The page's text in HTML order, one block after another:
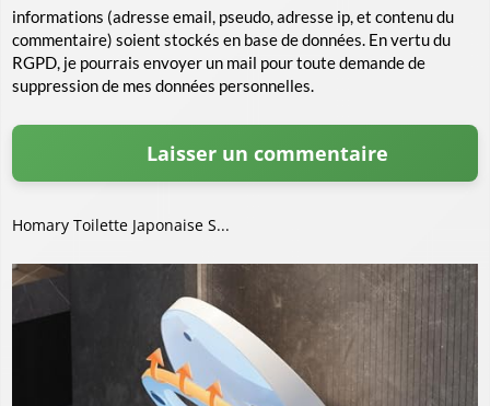
informations (adresse email, pseudo, adresse ip, et contenu du
commentaire) soient stockés en base de données. En vertu du
RGPD, je pourrais envoyer un mail pour toute demande de
suppression de mes données personnelles.
Homary Toilette Japonaise S...